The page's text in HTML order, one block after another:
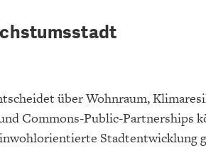
über Wohnraum,
Commons-Public-Partnerships
Stadtentwicklung